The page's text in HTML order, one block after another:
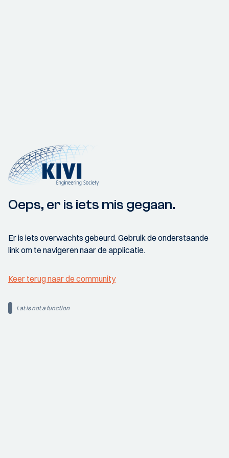
Oeps, er is iets mis gegaan.
Er is iets overwachts gebeurd. Gebruik de onderstaande
link om te navigeren naar de applicatie.
Keer terug naar de community
i.at is not a function